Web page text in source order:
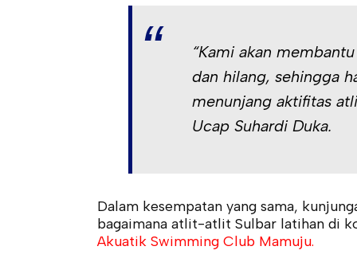
“Kami akan
dan hilang, sehingga
menunjang aktifitas
Ucap Suhardi Duka.
Dalam kesempatan yang sama,
bagaimana atlit-atlit Sulbar latihan di
Akuatik Swimming Club Mamuju.